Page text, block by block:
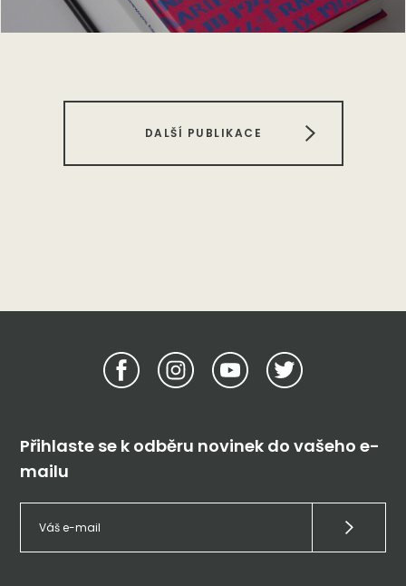
DALŠÍ PUBLIKACE
Přihlaste se k odběru novinek do vašeho e-
mailu